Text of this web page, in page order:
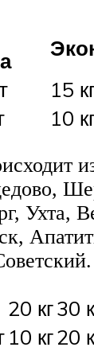
15
10
Ухта,
20 кг30
10 кг20